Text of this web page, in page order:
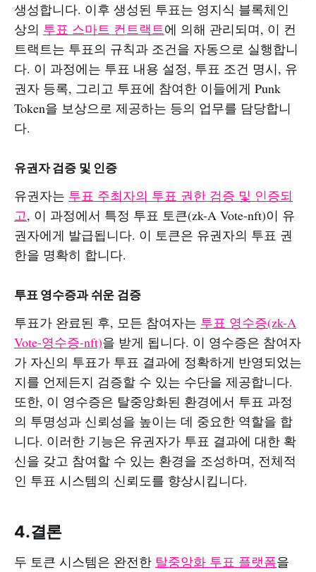
생성합니다. 이후 생성된 투표는 영지식 블록체인
상의 투표 스마트 컨트랙트에 의해 관리되며, 이 컨
트랙트는 투표의 규칙과 조건을 자동으로 실행합니
다. 이 과정에는 투표 내용 설정, 투표 조건 명시, 유
권자 등록, 그리고 투표에 참여한 이들에게 Punk
Token을 보상으로 제공하는 등의 업무를 담당합니
다.
유권자 검증 및 인증
유권자는 투표 주최자의 투표 권한 검증 및 인증되
고, 이 과정에서 특정 투표 토큰(zk-A Vote-nft)이 유
권자에게 발급됩니다. 이 토큰은 유권자의 투표 권
한을 명확히 합니다.
투표 영수증과 쉬운 검증
투표가 완료된 후, 모든 참여자는 투표 영수증(zk-A
Vote-영수증-nft)을 받게 됩니다. 이 영수증은 참여자
가 자신의 투표가 투표 결과에 정확하게 반영되었는
지를 언제든지 검증할 수 있는 수단을 제공합니다.
또한, 이 영수증은 탈중앙화된 환경에서 투표 과정
의 투명성과 신뢰성을 높이는 데 중요한 역할을 합
니다. 이러한 기능은 유권자가 투표 결과에 대한 확
신을 갖고 참여할 수 있는 환경을 조성하며, 전체적
인 투표 시스템의 신뢰도를 향상시킵니다.
4.결론
두 토큰 시스템은 완전한 탈중앙화 투표 플랫폼을